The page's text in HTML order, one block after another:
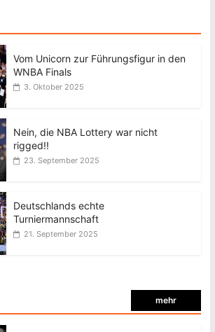
Vom Unicorn zur Führungsfigur in den
WNBA Finals
3. Oktober 2025
Nein, die NBA Lottery war nicht
rigged!!
23. September 2025
Deutschlands echte
Turniermannschaft
21. September 2025
mehr